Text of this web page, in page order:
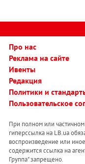
Про нас
Реклама на сайте
Ивенты
Редакция
Политики и
Пользовательское
При полном или
гиперссылка на LB.ua
воспроизведение или
содержится ссылка на
Группа" запрещено.